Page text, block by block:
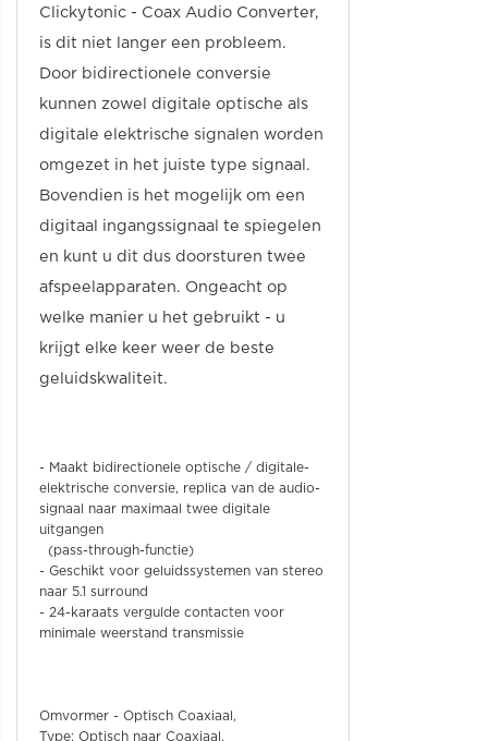
Clickytonic - Coax Audio Converter,
is dit niet langer een probleem.
Door bidirectionele conversie
kunnen zowel digitale optische als
digitale elektrische signalen worden
omgezet in het juiste type signaal.
Bovendien is het mogelijk om een
digitaal ingangssignaal te spiegelen
en kunt u dit dus doorsturen twee
afspeelapparaten. Ongeacht op
welke manier u het gebruikt - u
krijgt elke keer weer de beste
geluidskwaliteit.
- Maakt bidirectionele optische / digitale-
elektrische conversie, replica van de audio-
signaal naar maximaal twee digitale
uitgangen
(pass-through-functie)
- Geschikt voor geluidssystemen van stereo
naar 5.1 surround
- 24-karaats vergulde contacten voor
minimale weerstand transmissie
Omvormer - Optisch Coaxiaal,
Type: Optisch naar Coaxiaal,